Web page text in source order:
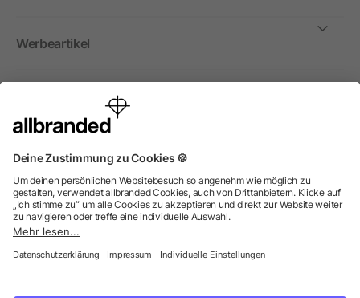
Werbeartikel
International
Wir verkaufen Werbeartikel, Werbemittel und